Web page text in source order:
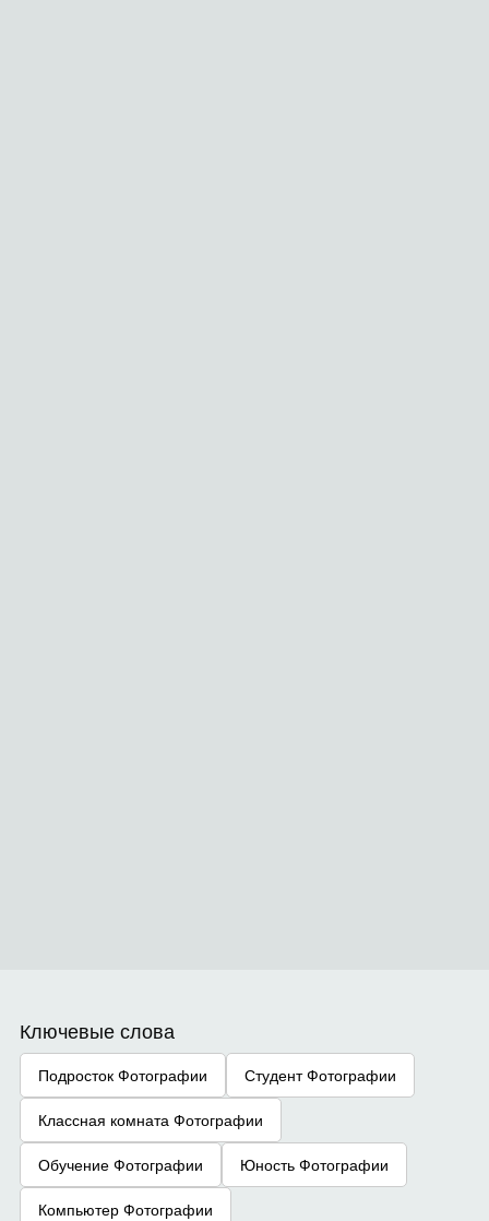
Ключевые слова
Подросток Фотографии Студент Фотографии
Классная комната Фотографии
Обучение Фотографии Юность Фотографии
Компьютер Фотографии